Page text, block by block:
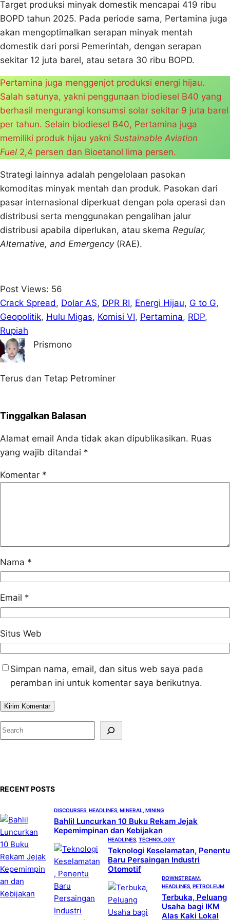
Target produksi minyak domestik mencapai 419 ribu
BOPD tahun 2025. Pada periode sama, Pertamina juga
akan mengoptimalkan serapan minyak mentah
domestik dari porsi Pemerintah, dengan serapan
sekitar 12 juta barel, atau setara 30 ribu BOPD.
Pertamina juga menggenjot produksi energi hijau.
Salah satunya, yakni penggunaan biodiesel B40 yang
berhasil mengurangi konsumsi solar sekitar 9 juta barel
per tahun. Selain biodiesel B40, Pertamina juga
memiliki produk hijau yakni Sustainable Aviation
Fuel 2,4 persen dan Bioetanol lima persen.
Strategi lainnya adalah pengelolaan pasokan
komoditas minyak mentah dan produk. Pasokan dari
pasar internasional diperkuat dengan pola operasi dan
distribusi serta menggunakan pengalihan jalur
distribusi apabila diperlukan, atau skema Regular,
Alternative, and Emergency(RAE).
Post Views: 56
Crack Spread, Dolar AS, DPR RI, Energi Hijau, G to G
Geopolitik, Hulu Migas, Komisi VI, Pertamina, RDP
Rupiah
Prismono
Terus dan Tetap Petrominer
Tinggalkan Balasan
Alamat email Anda tidak akan dipublikasikan. Ruas
yang wajib ditandai *
Komentar *
Nama *
Email *
Situs Web
Simpan nama, email, dan situs web saya pada
peramban ini untuk komentar saya berikutnya.
S
e
RECENT POSTS
DISCOURSES HEADLINES MINERAL MINING
Bahlil Luncurkan 10 Buku Rekam Jejak
Kepemimpinan dan Kebijakan
HEADLINES TECHNOLOGY
Teknologi Keselamatan, Penentu
Baru Persaingan Industri
Otomotif
DOWNSTREAM
HEADLINES PETROLEUM
Terbuka, Peluang
Usaha bagi IKM
Alas Kaki Lokal